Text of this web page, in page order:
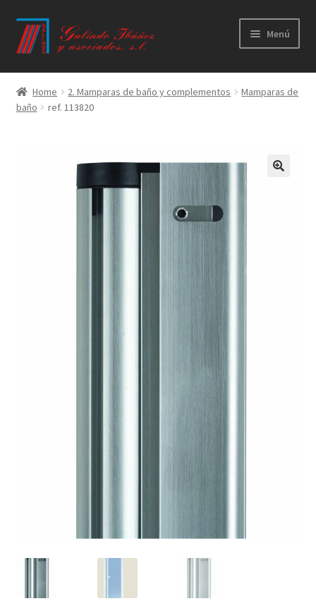
Ir
a
Ir
al
Menú
Principal
Productos
Trabaja con nosotros
Home 2. Mamparas de baño y complementos
Mamparas de
baño
ref. 113820